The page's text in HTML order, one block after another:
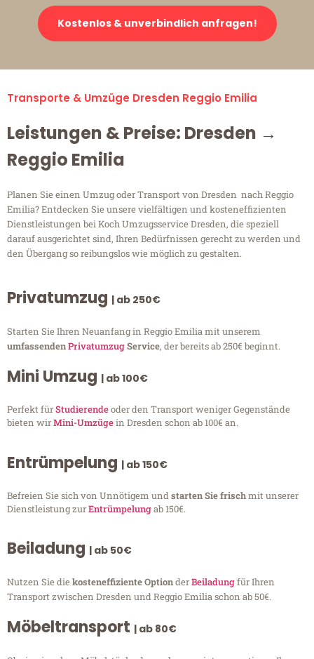
Kostenlos & unverbindlich anfragen!
Transporte & Umzüge Dresden Reggio Emilia
Leistungen & Preise: Dresden →
Reggio Emilia
Planen Sie einen Umzug oder Transport von Dresden nach Reggio
Emilia? Entdecken Sie unsere vielfältigen und kosteneffizienten
Dienstleistungen bei Koch Umzugsservice Dresden, die speziell
darauf ausgerichtet sind, Ihren Bedürfnissen gerecht zu werden und
den Übergang so reibungslos wie möglich zu gestalten.
Privatumzug | ab 250€
Starten Sie Ihren Neuanfang in Reggio Emilia mit unserem
umfassendenPrivatumzugService, der bereits ab 250€ beginnt.
Mini Umzug | ab 100€
Perfekt fürStudierendeoder den Transport weniger Gegenstände
bieten wirMini-Umzügein Dresden schon ab 100€ an.
Entrümpelung | ab 150€
Befreien Sie sich von Unnötigem undstarten Sie frischmit unserer
Dienstleistung zurEntrümpelungab 150€.
Beiladung | ab 50€
Nutzen Sie diekosteneffiziente OptionderBeiladungfür Ihren
Transport zwischen Dresden und Reggio Emilia schon ab 50€.
Möbeltransport | ab 80€